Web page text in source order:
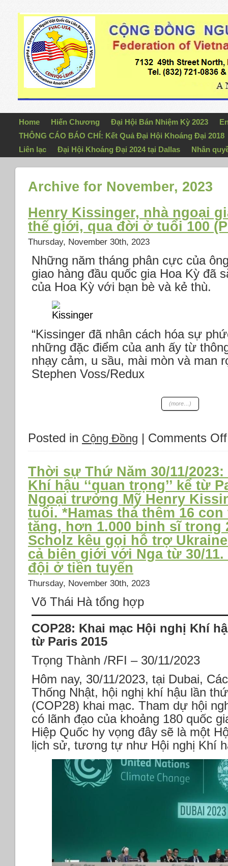
Home Hiến Chương Đại Hội Bán Nhiệm Kỳ 2023
THÔNG CÁO BÁO CHÍ: Kết Quả Đại Hội Khoáng Đại 2018
Liên lạc
Đại Hội Khoáng Đại 2024 tại Dallas Nhân
Archive for November, 2023
Henry Kissinger, nhà ngoại
thế giới, qua đời ở tuổi 100
Thursday, November 30th, 2023
Những năm tháng phân cực của
giao hàng đầu quốc gia Hoa Kỳ đã
của Hoa Kỳ với bạn bè và kẻ thù.
“Kissinger đã nhân cách hóa sự
những đặc điểm của anh ấy từ
nhạy cảm, u sầu, mài mòn và man
Stephen Voss/Redux
(more…)
Posted in Cộng Đồng | Comments Off
Thời sự Thứ Năm 30/11/
Khí hậu ‘‘quan trọng’’ kể từ
Ngoại trưởng Mỹ Henry
tuổi. *Hamas thả thêm 16
tăng, hơn 1.000 binh sĩ
Scholz kêu gọi hỗ trợ
cả biên giới với Nga từ 30/
đội ở tiền tuyến
Thursday, November 30th, 2023
Võ Thái Hà tổng hợp
COP28: Khai mạc Hội nghị Khí
từ Paris 2015
Trọng Thành /RFI – 30/11/2023
Hôm nay, 30/11/2023, tại Dubai,
Thống Nhật, hội nghị khí hậu lần
(COP28) khai mạc. Tham dự hội
có lãnh đạo của khoảng 180 quốc
Hiệp Quốc hy vọng đây sẽ là một
lịch sử, tương tự như Hội nghị Khí